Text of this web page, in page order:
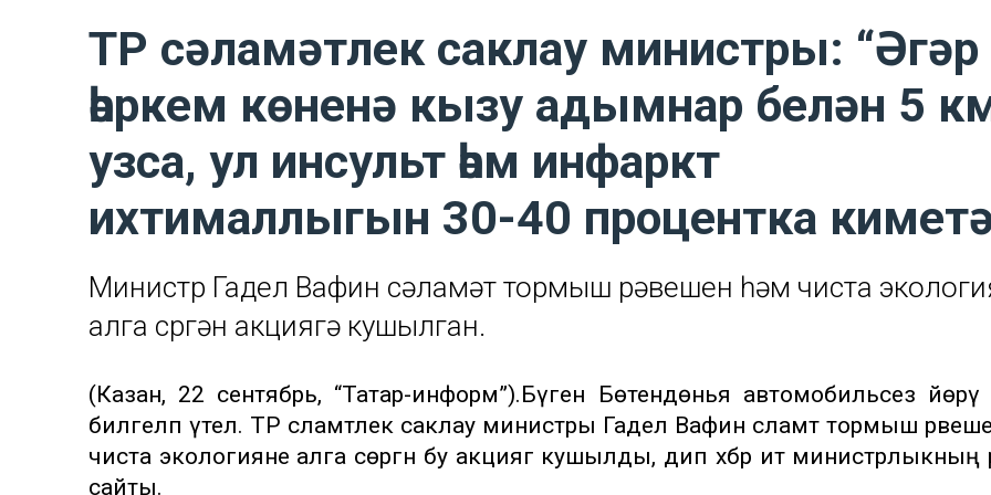
ТР сәламәтлек саклау министры: “Әгәр
һәркем көненә кызу адымнар белән 5
узса, ул инсульт һәм инфаркт
ихтималлыгын 30-40 процентка
Министр Гадел Вафин сәламәт тормыш рәвешен һәм чиста
алга сөргән акциягә кушылган.
(Казан, 22 сентябрь, “Татар-информ”).Бүген Бөтендөнья автомобильсез йөрү
билгеләп үтелә. ТР сәламәтлек саклау министры Гадел Вафин сәламәт тормыш
чиста экологияне алга сөргән бу акциягә кушылды, дип хәбәр итә министрлыкның
сайты.